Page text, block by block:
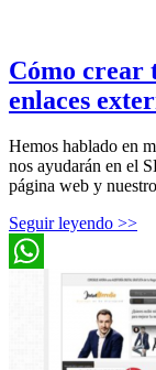
Cómo crear
enlaces
Hemos hablado en
nos ayudarán en el
página web y
Seguir leyendo >>